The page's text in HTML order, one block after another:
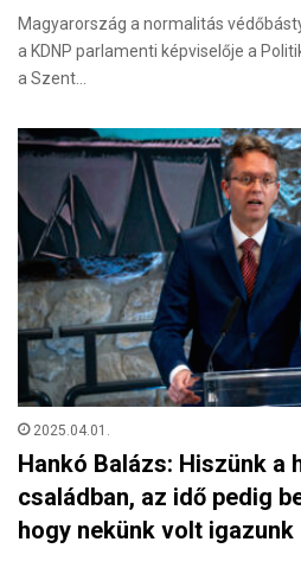
Magyarország a normalitás
a KDNP parlamenti képviselője a
a Szent…
2025.04.01.
Hankó Balázs: Hiszünk a
családban, az idő pedig
hogy nekünk volt igazunk